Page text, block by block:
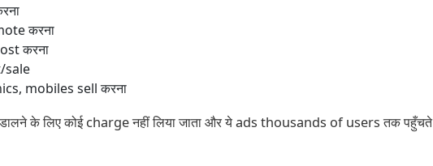
करना
करना
sale
mobiles sell करना
के लिए कोई charge नहीं लिया जाता और ये ads thousands of users तक पहुँचते